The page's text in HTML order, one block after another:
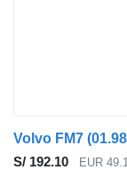
S/ 192.10 EUR